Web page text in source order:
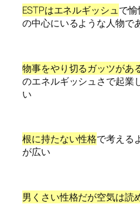
ESTPはエネルギッシュで
の中心にいるような人物で
物事をやり切るガッツがあ
のエネルギッシュさで起業
い
根に持たない性格で考える
が広い
男くさい性格だが空気は読